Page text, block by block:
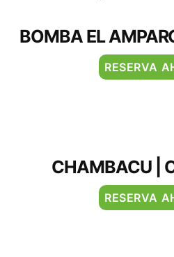
BOMBA EL
RESERVA
CHAMBACU |
RESERVA